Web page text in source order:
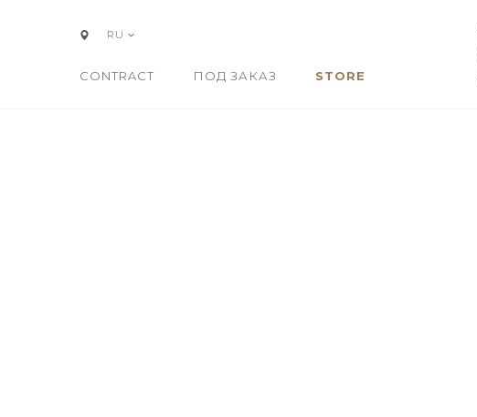
RU
CONTRACT ПОД ЗАКАЗ STORE